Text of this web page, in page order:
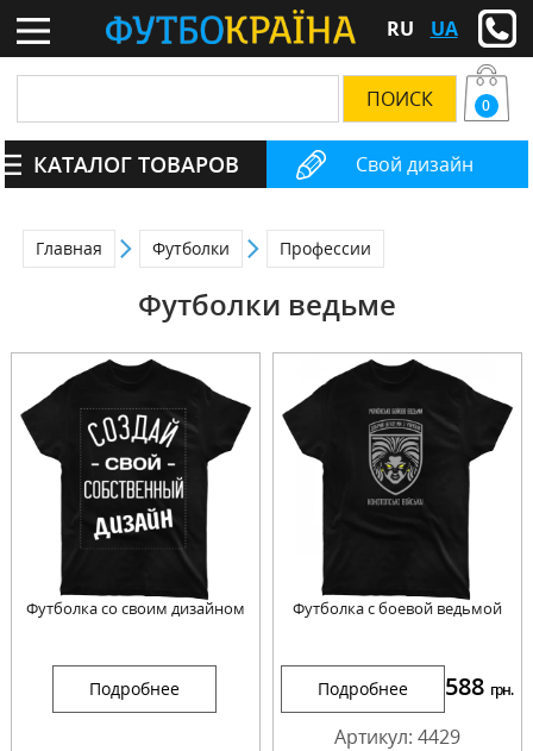
RU UA
Свой дизайн
0
КАТАЛОГ ТОВАРОВ
Главная Футболки Профессии
Футболки ведьме
Футболка со своим дизайном
Подробнее
Футболка с боевой ведьмой
Подробнее 588 грн.
Артикул: 4429